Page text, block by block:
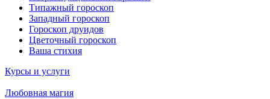
Типажный гороскоп
Западный гороскоп
Гороскоп друидов
Цветочный гороскоп
Ваша стихия
Курсы и услуги
Любовная магия